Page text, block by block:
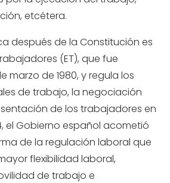
etcétera.
después de la Constitución es
(ET), que fue
marzo de 1980, y regula los
de trabajo, la negociación
de los trabajadores en
el Gobierno español acometió
de la regulación laboral que
flexibilidad laboral,
de trabajo e